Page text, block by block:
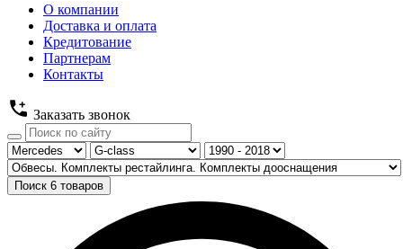
О компании
Доставка и оплата
Кредитование
Партнерам
Контакты
Заказать звонок
Поиск 6 товаров